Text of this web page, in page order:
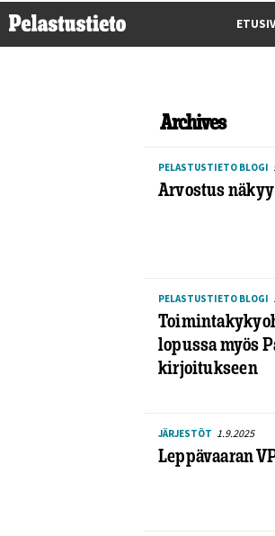
Archives
PELASTUSTIETO BLOGI
Arvostus
PELASTUSTIETO BLOGI
lopussa myös
kirjoitukseen
JÄRJESTÖT 1.9.2025
Leppävaaran